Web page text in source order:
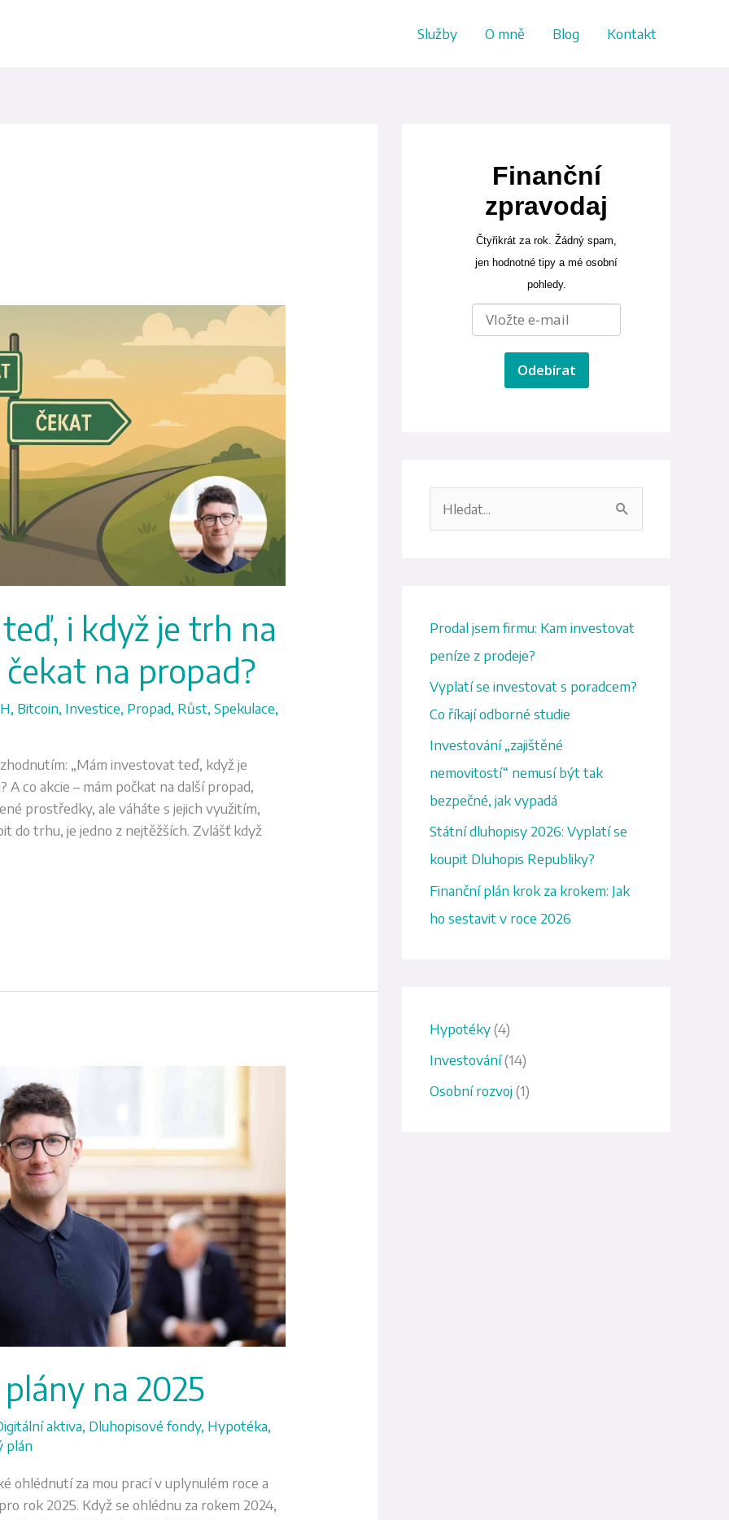
Služby O mně Blog Kontakt
i když je trh na
na propad?
, Bitcoin, Investice, Propad, Růst,Spekulace,
„Mám investovat teď, když je
co akcie – mám počkat na další propad,
prostředky, ale váháte s jejich využitím,
do trhu, je jedno z nejtěžších. Zvlášť když
na 2025
aktiva, Dluhopisové fondy, Hypotéka,
plán
ohlédnutí za mou prací v uplynulém roce a
rok 2025. Když se ohlédnu za rokem 2024,
Finanční
zpravodaj
Čtyřikrát za rok. Žádný spam,
jen hodnotné tipy a mé osobní
pohledy.
Odebírat
e
d
a
t
Prodal jsem firmu: Kam investovat
peníze z prodeje?
Vyplatí se investovat s poradcem?
Co říkají odborné studie
Investování „zajištěné
nemovitostí“ nemusí být tak
bezpečné, jak vypadá
Státní dluhopisy 2026: Vyplatí se
koupit Dluhopis Republiky?
Finanční plán krok za krokem: Jak
ho sestavit v roce 2026
Hypotéky(4)
Investování(14)
Osobní rozvoj(1)